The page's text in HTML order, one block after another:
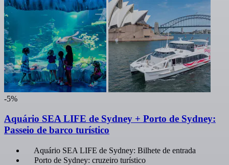
-5%
Aquário SEA LIFE de Sydney + Porto de Sydney:
Passeio de barco turístico
Aquário SEA LIFE de Sydney: Bilhete de entrada
Porto de Sydney: cruzeiro turístico